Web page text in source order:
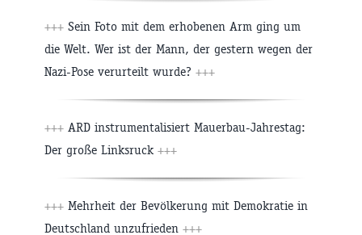
+++ Sein Foto mit dem erhobenen Arm ging um
die Welt. Wer ist der Mann, der gestern wegen der
Nazi-Pose verurteilt wurde? +++
+++ ARD instrumentalisiert Mauerbau-Jahrestag:
Der große Linksruck +++
+++ Mehrheit der Bevölkerung mit Demokratie in
Deutschland unzufrieden +++